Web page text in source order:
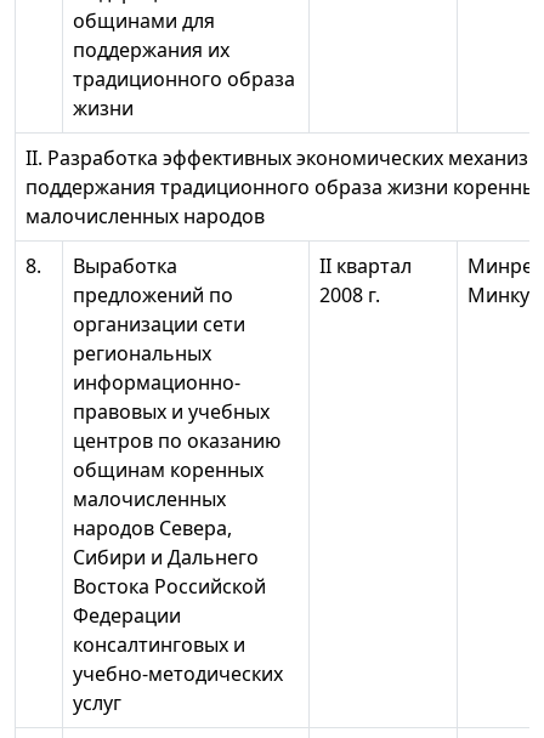
общинами для
поддержания их
традиционного образа
жизни
II. Разработка эффективных экономических
поддержания традиционного образа жизни
малочисленных народов
8.
Выработка
предложений по
организации сети
региональных
информационно-
правовых и учебных
центров по оказанию
общинам коренных
малочисленных
народов Севера,
Сибири и Дальнего
Востока Российской
Федерации
консалтинговых и
учебно-методических
услуг
II квартал
2008 г.